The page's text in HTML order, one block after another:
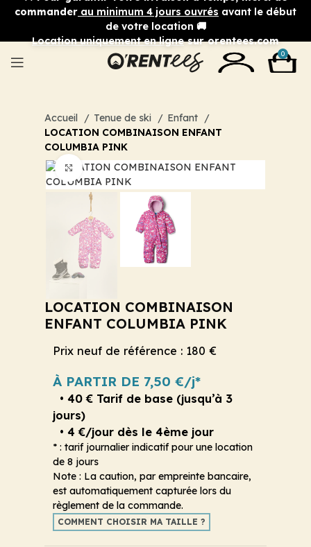
commander au minimum 4 jours ouvrés avant le début
de votre location 🚚
Location uniquement en lignesur orentees.com
0
Accueil Tenue de ski
Enfant
LOCATION COMBINAISON ENFANT
COLUMBIA PINK
Cliquez pour agrandir
LOCATION COMBINAISON
ENFANT COLUMBIA PINK
Prix neuf de référence : 180 €
À PARTIR DE 7,50 €/j*
• 40 € Tarif de base (jusqu’à 3
jours)
• 4 €/jour dès le 4ème jour
* : tarif journalier indicatif pour une location
de 8 jours
Note : La caution, par empreinte bancaire,
est automatiquement capturée lors du
règlement de la commande.
COMMENT CHOISIR MA TAILLE ?